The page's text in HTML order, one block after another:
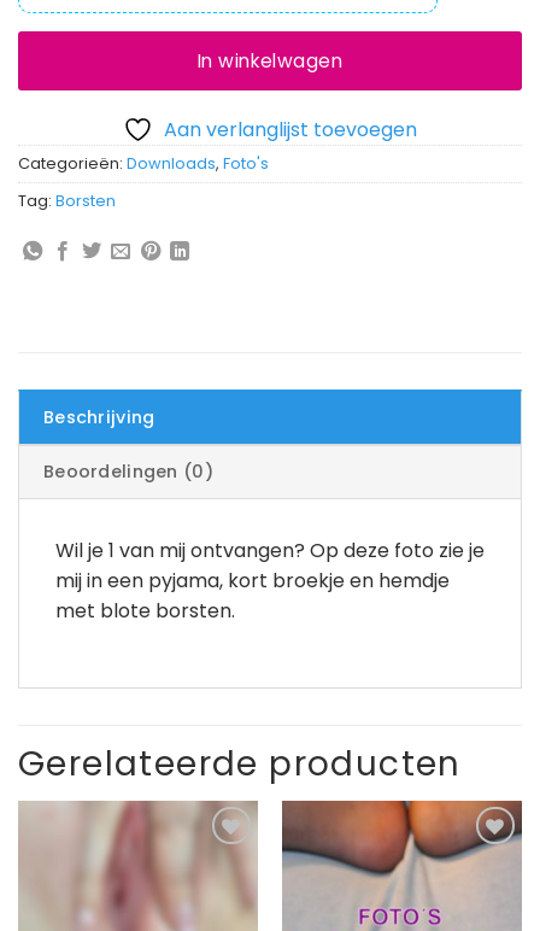
In winkelwagen
Aan verlanglijst toevoegen
Categorieën: Downloads, Foto's
Tag: Borsten
Beschrijving
Beoordelingen (0)
Wil je 1 van mij ontvangen? Op deze foto zie je
mij in een pyjama, kort broekje en hemdje
met blote borsten.
Gerelateerde producten